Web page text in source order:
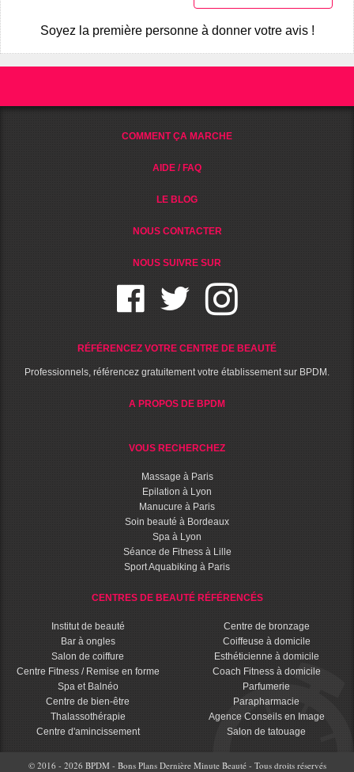
Soyez la première personne à donner votre avis !
COMMENT ÇA MARCHE
AIDE / FAQ
LE BLOG
NOUS CONTACTER
NOUS SUIVRE SUR
RÉFÉRENCEZ VOTRE CENTRE DE BEAUTÉ
Professionnels, référencez gratuitement votre établissement sur BPDM.
A PROPOS DE BPDM
VOUS RECHERCHEZ
Massage à Paris
Epilation à Lyon
Manucure à Paris
Soin beauté à Bordeaux
Spa à Lyon
Séance de Fitness à Lille
Sport Aquabiking à Paris
CENTRES DE BEAUTÉ RÉFÉRENCÉS
Institut de beauté
Bar à ongles
Salon de coiffure
Centre Fitness / Remise en forme
Spa et Balnéo
Centre de bien-être
Thalassothérapie
Centre d'amincissement
Centre de bronzage
Coiffeuse à domicile
Esthéticienne à domicile
Coach Fitness à domicile
Parfumerie
Parapharmacie
Agence Conseils en Image
Salon de tatouage
© 2016 - 2026 BPDM - Bons Plans Dernière Minute Beauté - Tous droits réservés